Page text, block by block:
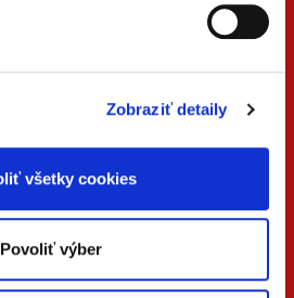
Zobraziť detaily
všetky cookies
Povoliť výber
NÁS
734 348